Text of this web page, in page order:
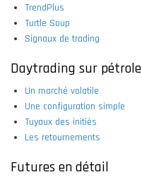
TrendPlus
Turtle Soup
Signaux de trading
Daytrading sur pétrole
Un marché volatile
Une configuration simple
Tuyaux des initiés
Les retournements
Futures en détail